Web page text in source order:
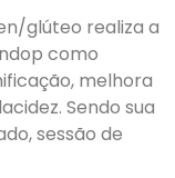
glúteo realiza a
como
melhora
Sendo sua
sessão de